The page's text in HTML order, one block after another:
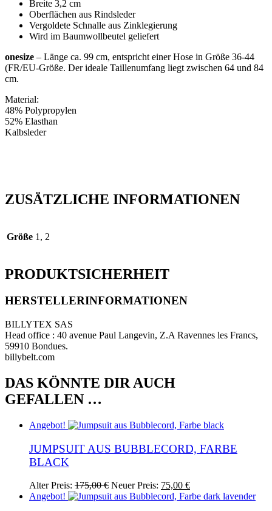
Breite 3,2 cm
Oberflächen aus Rindsleder
Vergoldete Schnalle aus Zinklegierung
Wird im Baumwollbeutel geliefert
onesize – Länge ca. 99 cm, entspricht einer Hose in Größe 36-44
(FR/EU-Größe. Der ideale Taillenumfang liegt zwischen 64 und 84
cm.
Material:
48% Polypropylen
52% Elasthan
Kalbsleder
ZUSÄTZLICHE INFORMATIONEN
Größe 1, 2
PRODUKTSICHERHEIT
HERSTELLERINFORMATIONEN
BILLYTEX SAS
Head office : 40 avenue Paul Langevin, Z.A Ravennes les Francs,
59910 Bondues.
billybelt.com
DAS KÖNNTE DIR AUCH
GEFALLEN …
Angebot!
JUMPSUIT AUS BUBBLECORD, FARBE
BLACK
Alter Preis: 175,00€ Ursprünglicher
Preis
Neuer Preis: 75,00 €Aktueller
Preis
Dieses
Produkt
Angebot!